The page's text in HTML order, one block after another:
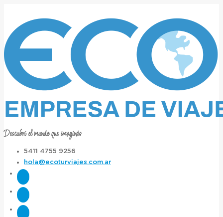
Descubrí el mundo que imaginás
5411 4755 9256
hola@ecoturviajes.com.ar